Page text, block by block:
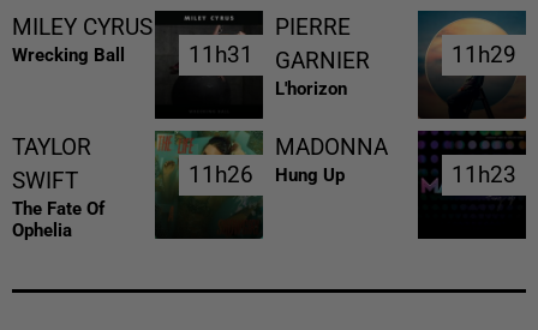
MILEY CYRUS
Wrecking Ball 11h31
11h31
PIERRE
GARNIER
L'horizon
11h29
11h29
TAYLOR
SWIFT
The Fate Of
Ophelia
11h26
11h26
MADONNA
Hung Up 11h23
11h23